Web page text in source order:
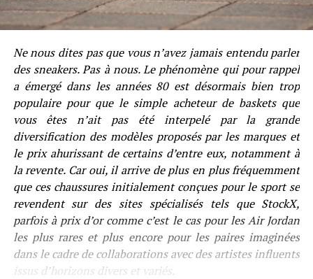
Ne nous dites pas que vous n’avez jamais entendu parler
des sneakers. Pas à nous. Le phénomène qui pour rappel
a émergé dans les années 80 est désormais bien trop
populaire pour que le simple acheteur de baskets que
vous êtes n’ait pas été interpelé par la grande
diversification des modèles proposés par les marques et
le prix ahurissant de certains d’entre eux, notamment à
la revente. Car oui, il arrive de plus en plus fréquemment
que ces chaussures initialement conçues pour le sport se
revendent sur des sites spécialisés tels que StockX,
parfois à prix d’or comme c’est le cas pour les Air Jordan
les plus rares et plus encore pour les paires imaginées
dans le cadre de collaborations avec des artistes influents
issus d’horizons divers et variés.